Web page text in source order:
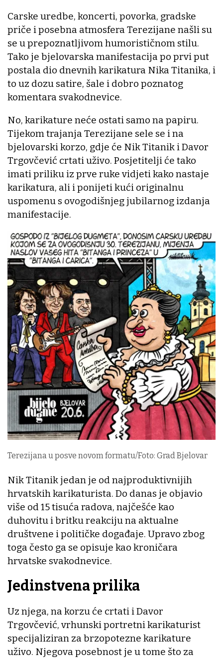
Carske uredbe, koncerti, povorka, gradske
priče i posebna atmosfera Terezijane našli su
se u prepoznatljivom humorističnom stilu.
Tako je bjelovarska manifestacija po prvi put
postala dio dnevnih karikatura Nika Titanika, i
to uz dozu satire, šale i dobro poznatog
komentara svakodnevice.
No, karikature neće ostati samo na papiru.
Tijekom trajanja Terezijane sele se i na
bjelovarski korzo, gdje će Nik Titanik i Davor
Trgovčević crtati uživo. Posjetitelji će tako
imati priliku iz prve ruke vidjeti kako nastaje
karikatura, ali i ponijeti kući originalnu
uspomenu s ovogodišnjeg jubilarnog izdanja
manifestacije.
Terezijana u posve novom formatu/Foto: Grad Bjelovar
Nik Titanik jedan je od najproduktivnijih
hrvatskih karikaturista. Do danas je objavio
više od 15 tisuća radova, najčešće kao
duhovitu i britku reakciju na aktualne
društvene i političke događaje. Upravo zbog
toga često ga se opisuje kao kroničara
hrvatske svakodnevice.
Jedinstvena prilika
Uz njega, na korzu će crtati i Davor
Trgovčević, vrhunski portretni karikaturist
specijaliziran za brzopotezne karikature
uživo. Njegova posebnost je u tome što za